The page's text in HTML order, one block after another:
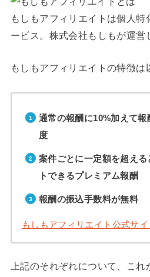
もしもアフィリエイトは個人
ービス。株式会社もしもが運営
もしもアフィリエイトの特徴は
通常の報酬に10%加えて報
度
案件ごとに一定額を超え
トできるプレミアム報酬
報酬の振込手数料が無料
もしもアフィリエイト公式サ
上記のそれぞれについて、こ